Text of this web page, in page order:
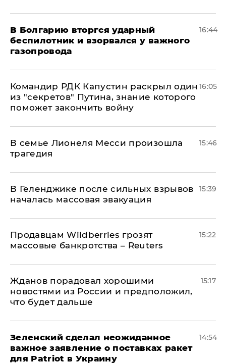
В Болгарию вторгся ударный
беспилотник и взорвался у важного
газопровода
16:44
Командир РДК Капустин раскрыл один
из "секретов" Путина, знание которого
поможет закончить войну
16:05
В семье Лионеля Месси произошла
трагедия
15:46
В Геленджике после сильных взрывов
началась массовая эвакуация
15:39
Продавцам Wildberries грозят
массовые банкротства – Reuters
15:22
Жданов порадовал хорошими
новостями из России и предположил,
что будет дальше
15:17
Зеленский сделал неожиданное
важное заявление о поставках ракет
для Patriot в Украину
14:54